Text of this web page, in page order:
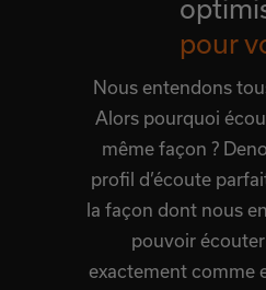
pour
Nous entendons
Alors pourquoi
même façon ?
profil d’écoute
la façon dont nous
pouvoir
exactement comme